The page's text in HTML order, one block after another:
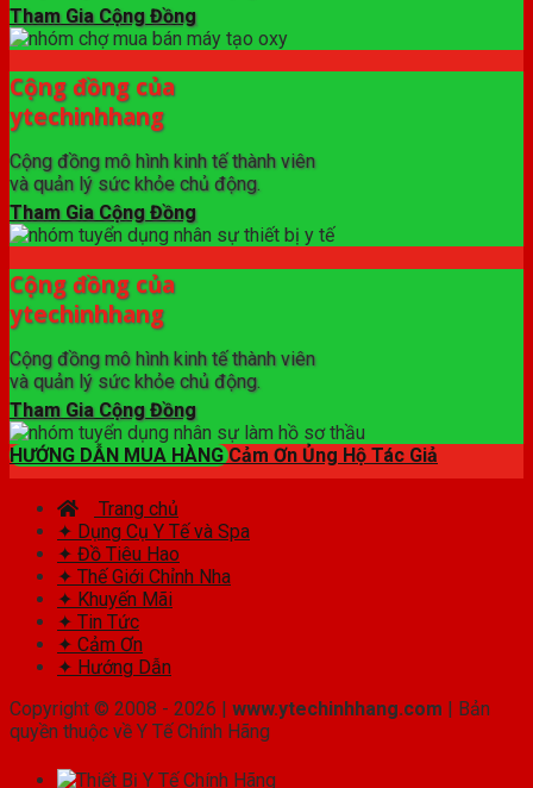
Tham Gia Cộng Đồng
Cộng đồng của
ytechinhhang
Cộng đồng mô hình kinh tế thành viên
và quản lý sức khỏe chủ động.
Tham Gia Cộng Đồng
Cộng đồng của
ytechinhhang
Cộng đồng mô hình kinh tế thành viên
và quản lý sức khỏe chủ động.
Tham Gia Cộng Đồng
HƯỚNG DẪN MUA HÀNG Cảm Ơn Ủng Hộ Tác Giả
Trang chủ
✦ Dụng Cụ Y Tế và Spa
✦ Đồ Tiêu Hao
✦ Thế Giới Chỉnh Nha
✦ Khuyến Mãi
✦ Tin Tức
✦ Cảm Ơn
✦ Hướng Dẫn
Copyright © 2008 - 2026 | www.ytechinhhang.com | Bản
quyền thuộc về Y Tế Chính Hãng